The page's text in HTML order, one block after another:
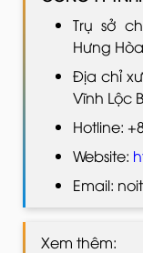
Trụ sở
Hưng
Địa chỉ
Vĩnh Lộc
Hotline:
Website:
Email:
Xem thêm: